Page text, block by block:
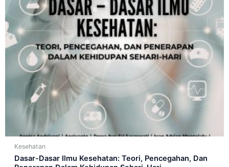
Kesehatan
Dasar-Dasar Ilmu Kesehatan: Teori, Pencegahan, Dan